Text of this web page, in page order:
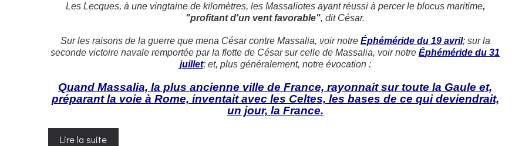
Les Lecques, à une vingtaine de kilomètres, les Massaliotes ayant réussi à percer le blocus maritime,
"profitant d'un vent favorable", dit César.
Sur les raisons de la guerre que mena César contre Massalia, voir notre Éphéméride du 19 avril; sur la
seconde victoire navale remportée par la flotte de César sur celle de Massalia, voir notreÉphéméride du 31
juillet; et, plus généralement, notre évocation :
Quand Massalia, la plus ancienne ville de France, rayonnait sur toute la Gaule et,
préparant la voie à Rome, inventait avec les Celtes, les bases de ce qui deviendrait,
un jour, la France.
Lire la suite